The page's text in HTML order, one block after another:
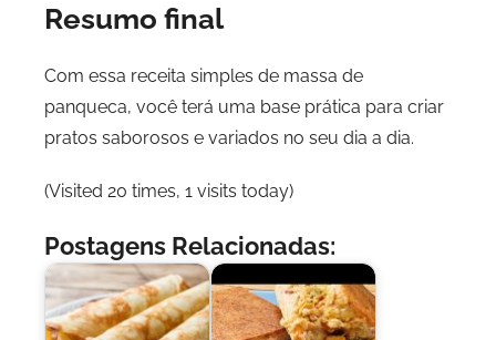
Resumo final
Com essa receita simples de massa de
panqueca, você terá uma base prática para criar
pratos saborosos e variados no seu dia a dia.
(Visited 20 times, 1 visits today)
Postagens Relacionadas: